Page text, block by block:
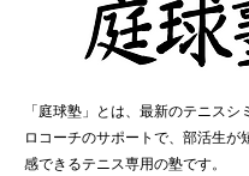
「庭球塾」とは、最新のテニスシ
ロコーチのサポートで、部活生が
感できるテニス専用の塾です。